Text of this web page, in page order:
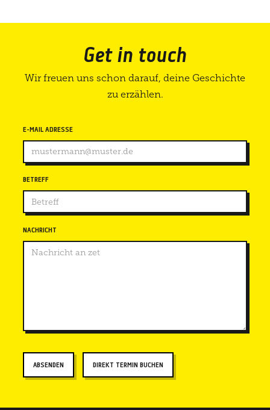
Get in touch
Wir freuen uns schon darauf, deine Geschichte
zu erzählen.
E-MAIL ADRESSE
BETREFF
NACHRICHT
DIREKT TERMIN BUCHEN